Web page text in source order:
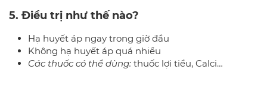
5. Điều trị như thế nào?
Hạ huyết áp ngay trong giờ đầu
Không hạ huyết áp quá nhiều
Các thuốc có thể dùng: thuốc lợi tiểu, Calci…